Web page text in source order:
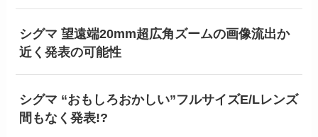
シグマ 望遠端20mm超広角ズームの画像流出か
近く発表の可能性
シグマ “おもしろおかしい”フルサイズE/Lレンズ
間もなく発表!?